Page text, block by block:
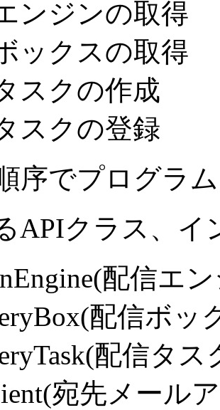
ンジンの取得
ックスの取得
スクの作成
スクの登録
序でプログラ
APIクラス、イ
配信エ
配信ボッ
配信タス
宛先メール